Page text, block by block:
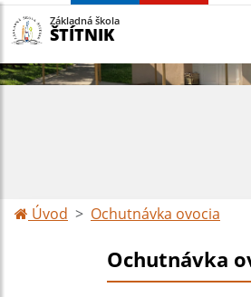
Základná škola
ŠTÍTNIK
Úvod Ochutnávka ovocia
Ochutnávka